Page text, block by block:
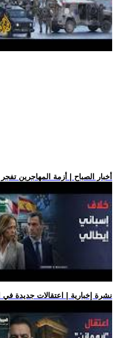
.. أخبار الصباح | أزمة المهاجرين
.. نشرة إخبارية | اعتقالات جديدة